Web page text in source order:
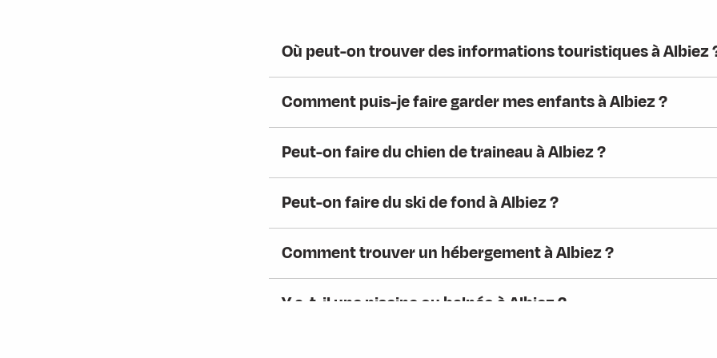
Où peut-on trouver des informations touristiques à Albiez
Comment puis-je faire garder mes enfants à Albiez ?
Peut-on faire du chien de traineau à Albiez ?
Peut-on faire du ski de fond à Albiez ?
Comment trouver un hébergement à Albiez ?
Y a-t-il une piscine ou balnéo à Albiez ?